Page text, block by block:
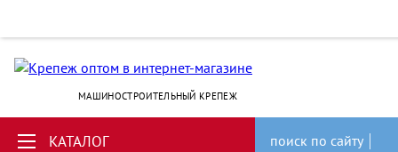
МАШИНОСТРОИТЕЛЬНЫЙ КРЕПЕЖ
КАТАЛОГ поиск по сайту